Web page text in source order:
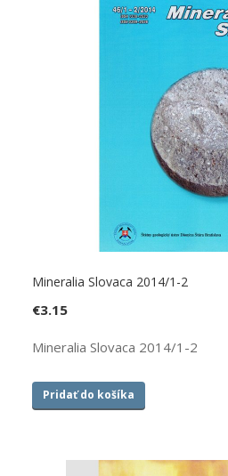
Mineralia Slovaca 2014/1-2
€3.15
Mineralia Slovaca 2014/1-2
Pridať do košíka